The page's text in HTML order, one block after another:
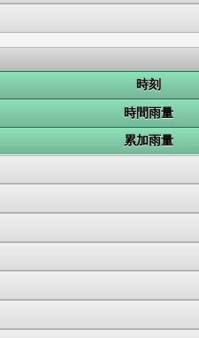
時刻
時間雨量
累加雨量